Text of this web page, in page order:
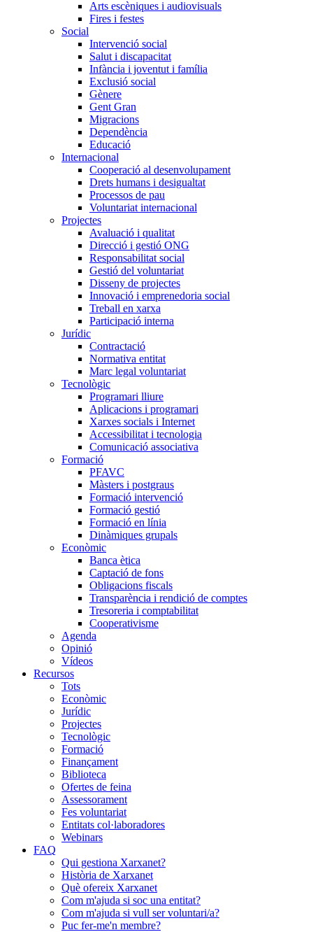
Arts escèniques i audiovisuals
Fires i festes
Social
Intervenció social
Salut i discapacitat
Infància i joventut i família
Exclusió social
Gènere
Gent Gran
Migracions
Dependència
Educació
Internacional
Cooperació al desenvolupament
Drets humans i desigualtat
Processos de pau
Voluntariat internacional
Projectes
Avaluació i qualitat
Direcció i gestió ONG
Responsabilitat social
Gestió del voluntariat
Disseny de projectes
Innovació i emprenedoria social
Treball en xarxa
Participació interna
Jurídic
Contractació
Normativa entitat
Marc legal voluntariat
Tecnològic
Programari lliure
Aplicacions i programari
Xarxes socials i Internet
Accessibilitat i tecnologia
Comunicació associativa
Formació
PFAVC
Màsters i postgraus
Formació intervenció
Formació gestió
Formació en línia
Dinàmiques grupals
Econòmic
Banca ètica
Captació de fons
Obligacions fiscals
Transparència i rendició de comptes
Tresoreria i comptabilitat
Cooperativisme
Agenda
Opinió
Vídeos
Recursos
Tots
Econòmic
Jurídic
Projectes
Tecnològic
Formació
Finançament
Biblioteca
Ofertes de feina
Assessorament
Fes voluntariat
Entitats col·laboradores
Webinars
FAQ
Qui gestiona Xarxanet?
Història de Xarxanet
Què ofereix Xarxanet
Com m'ajuda si soc una entitat?
Com m'ajuda si vull ser voluntari/a?
Puc fer-me'n membre?